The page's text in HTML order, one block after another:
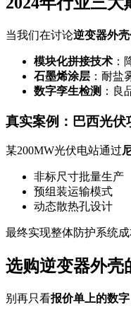
当我们在讨论逆变器外
模块化拼接技术 ：
石墨烯涂层 ：耐盐
数字孪生检测 ：良
真实案例：巴西光
某200MW光伏电站通过
非标尺寸批量生产
预组装运输模式
动态散热孔设计
最终实现整体防护系统成
选购逆变器外壳
别再只看报价单上的数字